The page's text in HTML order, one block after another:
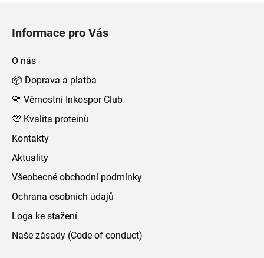
Informace pro Vás
O nás
📦 Doprava a platba
💛 Věrnostní Inkospor Club
💯 Kvalita proteinů
Kontakty
Aktuality
Všeobecné obchodní podmínky
Ochrana osobních údajů
Loga ke stažení
Naše zásady (Code of conduct)